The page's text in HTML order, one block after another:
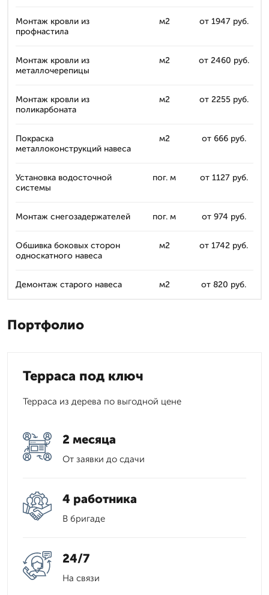
Монтаж кровли из
профнастила
м2 от 1947 руб.
Монтаж кровли из
металлочерепицы
м2 от 2460 руб.
Монтаж кровли из
поликарбоната
м2 от 2255 руб.
Покраска
металлоконструкций навеса
м2 от 666 руб.
Установка водосточной
системы
пог. м от 1127 руб.
Монтаж снегозадержателей пог. м от 974 руб.
Обшивка боковых сторон
односкатного навеса
м2 от 1742 руб.
Демонтаж старого навеса м2 от 820 руб.
Портфолио
Терраса под ключ
Терраса из дерева по выгодной цене
2 месяца
От заявки до сдачи
4 работника
В бригаде
24/7
На связи